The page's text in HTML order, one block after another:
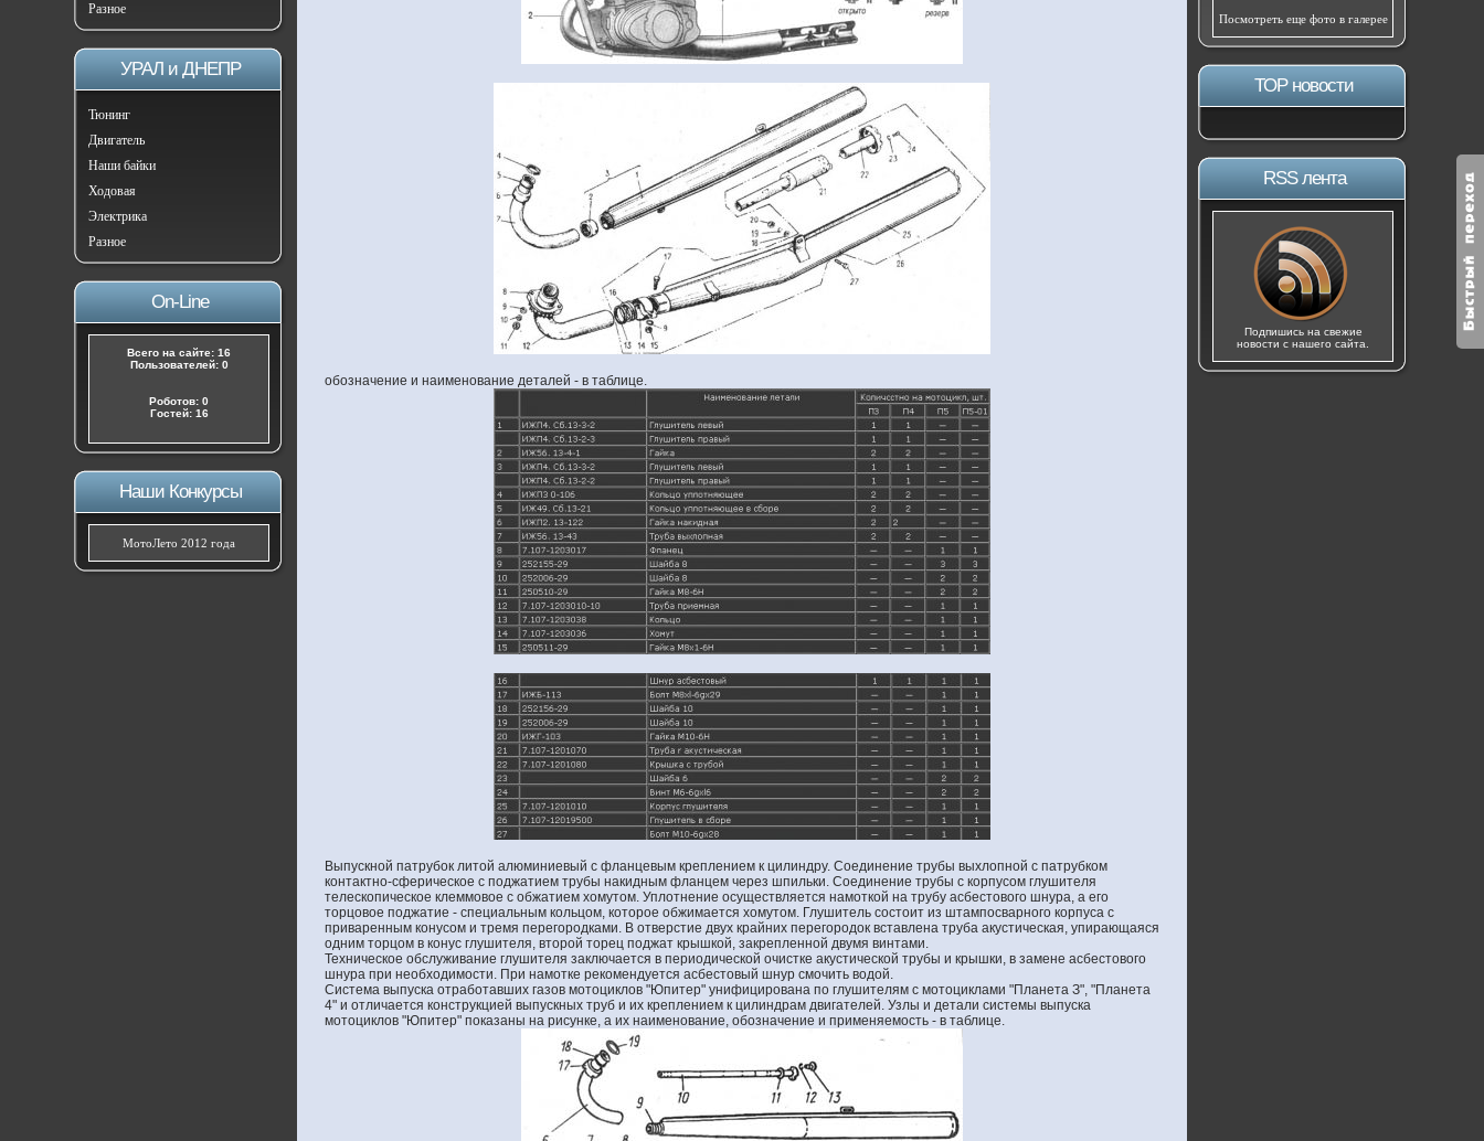
Разное
УРАЛ и ДНЕПР
Тюнинг
Двигатель
Наши байки
Ходовая
Электрика
Разное
On-Line
Всего на сайте: 16
Пользователей: 0
Роботов: 0
Гостей: 16
Наши Конкурсы
МотоЛето 2012 года
обозначение и наименование деталей - в таблице.
Выпускной патрубок литой алюминиевый с фланцевым креплением к цилиндру. Соединение трубы выхлопной с патрубком
контактно-сферическое с поджатием трубы накидным фланцем через шпильки. Соединение трубы с корпусом глушителя
телескопическое клеммовое с обжатием хомутом. Уплотнение осуществляется намоткой на трубу асбестового шнура, а его
торцовое поджатие - специальным кольцом, которое обжимается хомутом. Глушитель состоит из штампосварного корпуса с
приваренным конусом и тремя перегородками. В отверстие двух крайних перегородок вставлена труба акустическая, упирающаяся
одним торцом в конус глушителя, второй торец поджат крышкой, закрепленной двумя винтами.
Техническое обслуживание глушителя заключается в периодической очистке акустической трубы и крышки, в замене асбестового
шнура при необходимости. При намотке рекомендуется асбестовый шнур смочить водой.
Система выпуска отработавших газов мотоциклов "Юпитер" унифицирована по глушителям с мотоциклами "Планета З", "Планета
4" и отличается конструкцией выпускных труб и их креплением к цилиндрам двигателей. Узлы и детали системы выпуска
мотоциклов "Юпитер" показаны на рисунке, а их наименование, обозначение и применяемость - в таблице.
Посмотреть еще фото в галерее
ТОР новости
RSS лента
Подпишись на свежие
новости с нашего сайта.